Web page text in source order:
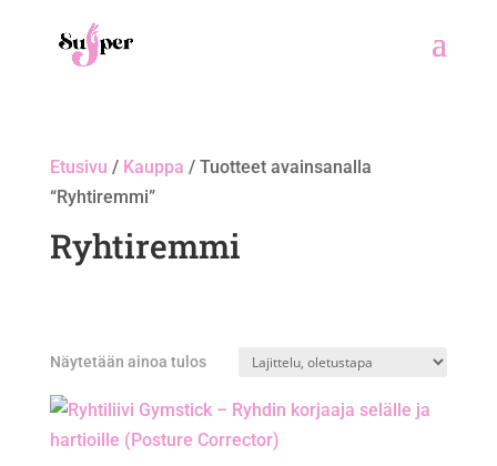
Etusivu / Kauppa / Tuotteet avainsanalla
“Ryhtiremmi”
Ryhtiremmi
Näytetään ainoa tulos